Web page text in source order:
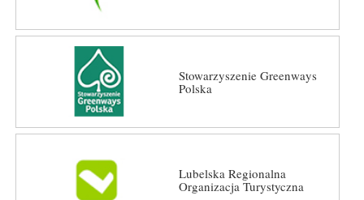
Stowarzyszenie Greenways
Polska
Lubelska Regionalna
Organizacja Turystyczna